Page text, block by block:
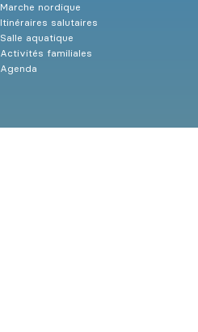
Marche nordique
Itinéraires salutaires
Salle aquatique
Activités familiales
Agenda